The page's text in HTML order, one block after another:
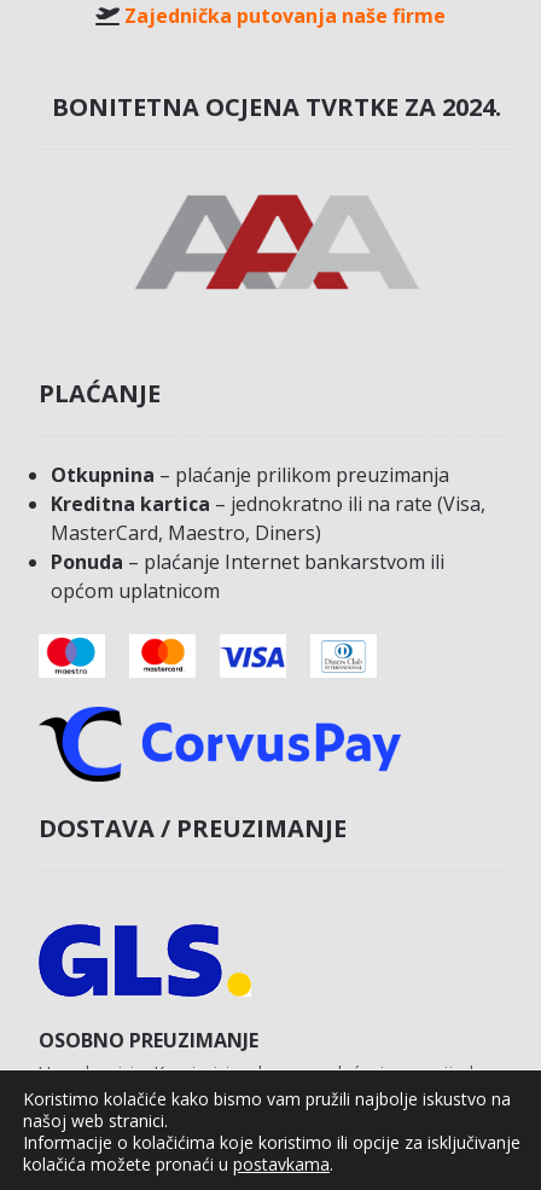
Zajednička putovanja naše firme
BONITETNA OCJENA TVRTKE ZA 2024.
PLAĆANJE
Otkupnina – plaćanje prilikom preuzimanja
Kreditna kartica – jednokratno ili na rate (Visa,
MasterCard, Maestro, Diners)
Ponuda – plaćanje Internet bankarstvom ili
općom uplatnicom
DOSTAVA / PREUZIMANJE
OSOBNO PREUZIMANJE
U poslovnici u Koprivnici s obvezom plaćanja unaprijed
karticom na web shopu.
Agro Moto Shop © 2025. Izrada web shopa:
Koristimo kolačiće kako bismo vam pružili najbolje iskustvo na
našoj web stranici.
Informacije o kolačićima koje koristimo ili opcije za isključivanje
kolačića možete pronaći u postavkama.